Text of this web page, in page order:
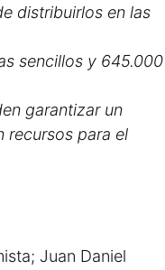
distribuirlos en las
sencillos y 645.000
garantizar un
recursos para el
Juan Daniel